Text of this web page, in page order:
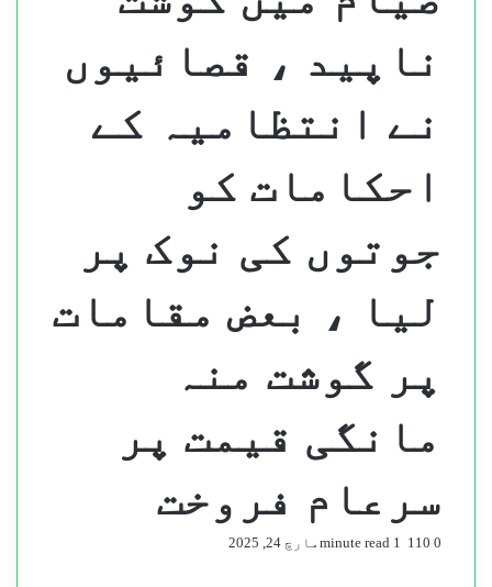
ناپید ، قصائیوں
نے انتظامیہ کے
احکامات کو
جوتوں کی نوک پر
لیا ، بعض مقامات
پر گوشت منہ
مانگی قیمت پر
سرعام فروخت
مارچ 24, 2025 0